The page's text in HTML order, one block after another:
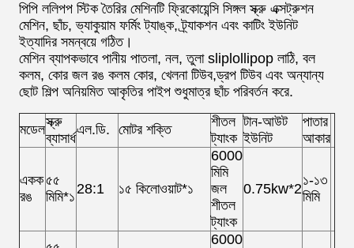
পিপি ললিপপ স্টিক তৈরির মেশিনটি ফ্রিকোয়েন্সি সিঙ্গল স্ক্রু এক্সট্রুশন
মেশিন, ছাঁচ, ভ্যাকুয়াম ফর্মিং ট্যাঙ্ক, ট্র্যাকশন এবং কাটিং ইউনিট
ইত্যাদির সমন্বয়ে গঠিত।
মেশিন ব্যাপকভাবে পানীয় পাতলা, নল, তুলা sliplollipop লাঠি, বল
কলম, কোর জল রঙ কলম কোর, খেলনা টিউব,ড্রপ টিউব এবং অন্যান্য
ছোট শিল্প অনিয়মিত আকৃতির পাইপ শুধুমাত্র ছাঁচ পরিবর্তন করে.
মডেলস্ক্রু
ব্যাসার্ধ
এল.ডি. মোটর শক্তি
শীতল
ট্যাংক
টান-আউট
ইউনিট
পাতার
আকার
একক
রঙ
৫৫
মিমি*১ 28:1 ১৫ কিলোওয়াট*১
6000
মিমি
জল
শীতল
ট্যাংক
0.75kw*2
১-১৩
মিমি
6000